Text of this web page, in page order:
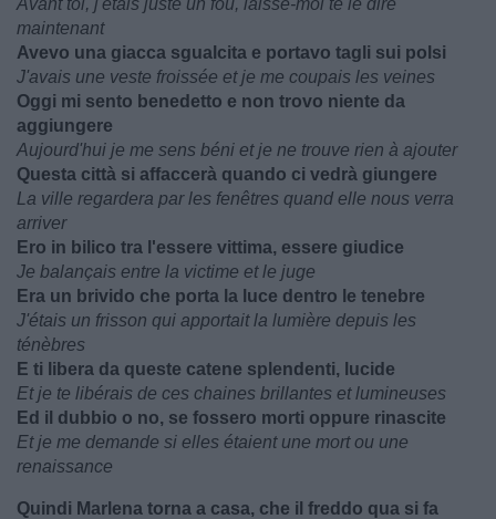
Avant toi, j'étais juste un fou, laisse-moi te le dire
maintenant
Avevo una giacca sgualcita e portavo tagli sui polsi
J'avais une veste froissée et je me coupais les veines
Oggi mi sento benedetto e non trovo niente da
aggiungere
Aujourd'hui je me sens béni et je ne trouve rien à ajouter
Questa città si affaccerà quando ci vedrà giungere
La ville regardera par les fenêtres quand elle nous verra
arriver
Ero in bilico tra l'essere vittima, essere giudice
Je balançais entre la victime et le juge
Era un brivido che porta la luce dentro le tenebre
J'étais un frisson qui apportait la lumière depuis les
ténèbres
E ti libera da queste catene splendenti, lucide
Et je te libérais de ces chaines brillantes et lumineuses
Ed il dubbio o no, se fossero morti oppure rinascite
Et je me demande si elles étaient une mort ou une
renaissance
Quindi Marlena torna a casa, che il freddo qua si fa